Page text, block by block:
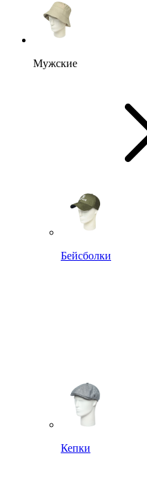
Мужские
Бейсболки
Кепки